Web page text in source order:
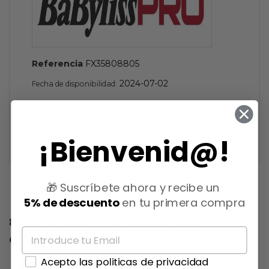
Referencia FX35808805
Fecha de disponibilidad: 2024-07-02
Estado Nuevo
8 otros productos en la misma
categoría:
-10% -17,36%
¡Bienvenid@!
🎁 Suscríbete ahora y recibe un
5% de descuentoen tu primera compra
Acepto las politicas de privacidad